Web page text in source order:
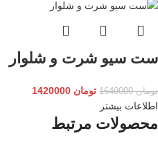
ست سیو شرت و شلوار
تومان1640000 تومان
اطلاعات بیشتر
محصولات مرتبط